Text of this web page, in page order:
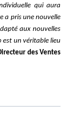
qui aura
a pris une nouvelle
aux nouvelles
est un véritable lieu
des Ventes